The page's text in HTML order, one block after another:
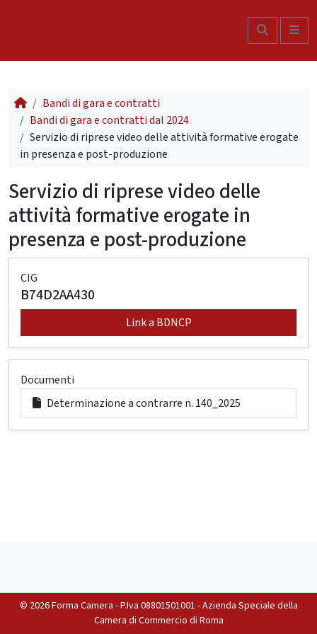
Search
Bandi di gara e contratti
Bandi di gara e contratti dal 2024
Servizio di riprese video delle attività formative erogate
in presenza e post-produzione
Servizio di riprese video delle
attività formative erogate in
presenza e post-produzione
CIG
B74D2AA430
Link a BDNCP
Documenti
Determinazione a contrarre n. 140_2025
© 2026 Forma Camera - P.Iva 08801501001 - Azienda Speciale della
Camera di Commercio di Roma